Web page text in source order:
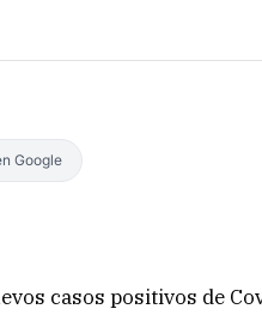
Google
casos positivos de